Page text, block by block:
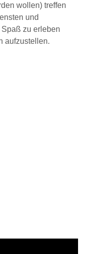
wollen) treffen
und
zu erleben
aufzustellen.